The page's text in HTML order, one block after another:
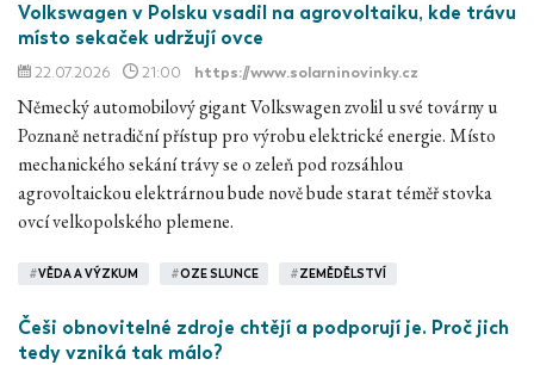
Volkswagen v Polsku vsadil na agrovoltaiku, kde trávu
místo sekaček udržují ovce
22.07.2026 21:00 https://www.solarninovinky.cz
Německý automobilový gigant Volkswagen zvolil u své továrny u
Poznaně netradiční přístup pro výrobu elektrické energie. Místo
mechanického sekání trávy se o zeleň pod rozsáhlou
agrovoltaickou elektrárnou bude nově bude starat téměř stovka
ovcí velkopolského plemene.
#VĚDA A VÝZKUM #OZE SLUNCE #ZEMĚDĚLSTVÍ
Češi obnovitelné zdroje chtějí a podporují je. Proč jich
tedy vzniká tak málo?